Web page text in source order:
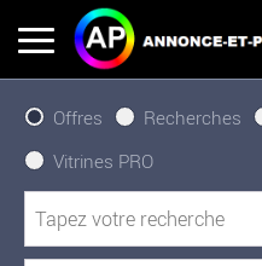
Offres Recherches
Vitrines PRO